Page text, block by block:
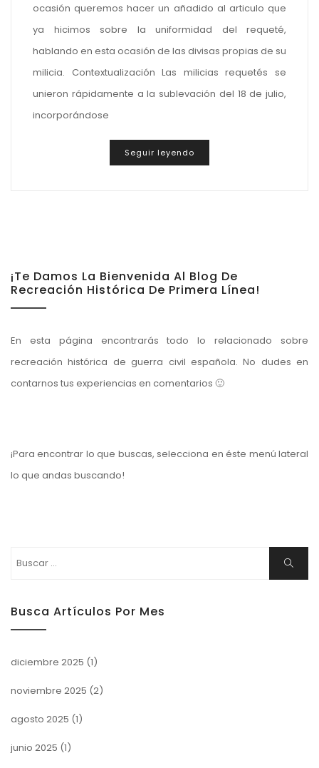
ocasión queremos hacer un añadido al articulo que
ya hicimos sobre la uniformidad del requeté,
hablando en esta ocasión de las divisas propias de su
milicia. Contextualización Las milicias requetés se
unieron rápidamente a la sublevación del 18 de julio,
incorporándose
Seguir leyendo
¡Te Damos La Bienvenida Al Blog De
Recreación Histórica De Primera Línea!
En esta página encontrarás todo lo relacionado sobre
recreación histórica de guerra civil española. No dudes en
contarnos tus experiencias en comentarios 🙂
¡Para encontrar lo que buscas, selecciona en éste menú lateral
lo que andas buscando!
Buscar
Busca Artículos Por Mes
diciembre 2025 (1)
noviembre 2025 (2)
agosto 2025 (1)
junio 2025 (1)